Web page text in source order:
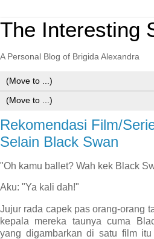
The Interesting
A Personal Blog of Brigida Alexandra
Rekomendasi Film/
Selain Black Swan
"Oh kamu ballet? Wah kek Black
Aku: "Ya kali dah!"
Jujur rada capek pas orang-orang
kepala mereka taunya cuma
yang digambarkan di satu film